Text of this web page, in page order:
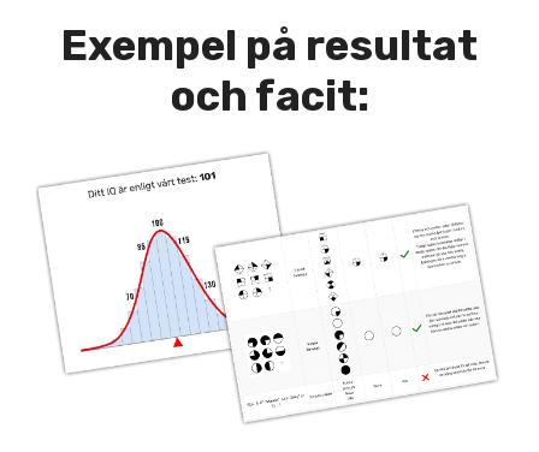
Exempel på resultat
och facit: